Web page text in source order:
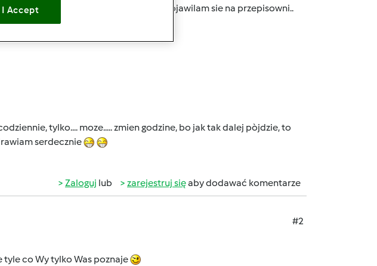
a ja dalej nie śpię tyle pożytku ,ze pojawilam sie na przepisowni..
tylko.... moze..... zmien godzine, bo jak tak dalej pòjdzie, to
serdecznie
Zaloguj lub zarejestruj sięaby dodawać komentarze
#2
tyle co Wy tylko Was poznaje
I Accept